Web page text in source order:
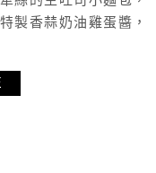
製香蒜奶油雞蛋醬，
顆接一顆停不下來！